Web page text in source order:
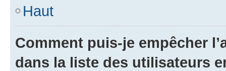
Haut
Comment puis-je empêcher
dans la liste des utilisateurs